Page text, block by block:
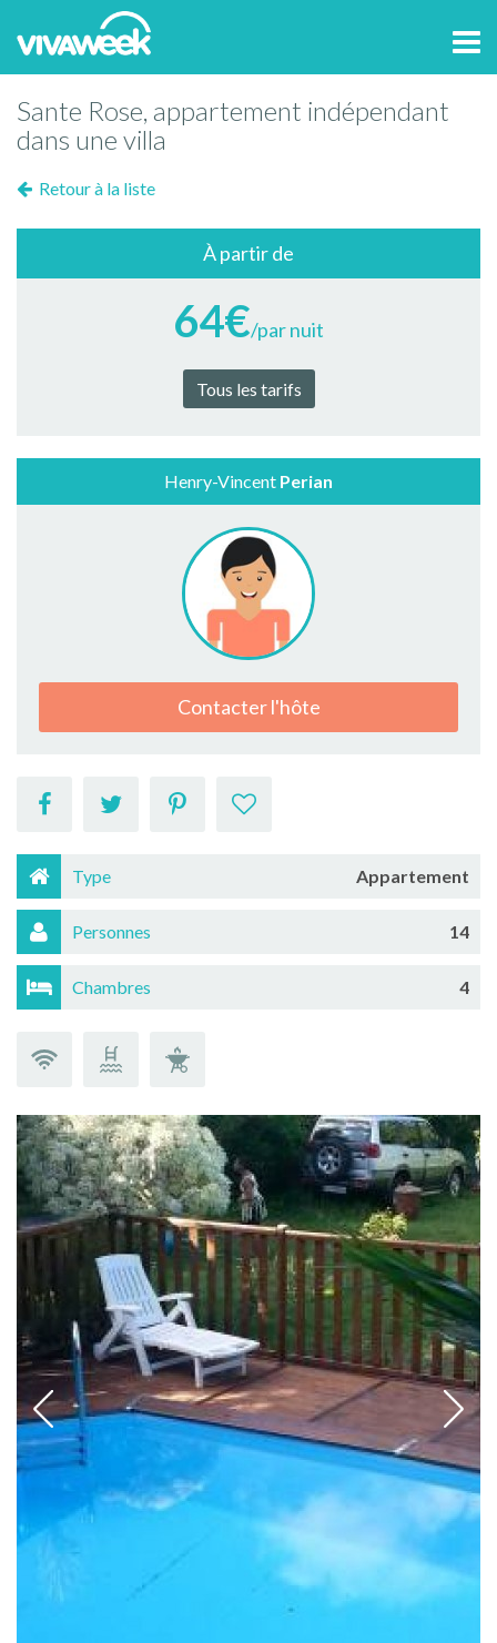
Sante Rose, appartement indépendant
dans une villa
Retour à la liste
À partir de
64€/par nuit
Tous les tarifs
Henry-Vincent Perian
Contacter l'hôte
Type Appartement
Personnes 14
Chambres 4